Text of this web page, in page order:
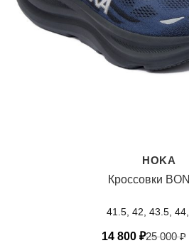
HOKA
Кроссовки
41.5, 42, 43.5,
14 800 ₽25 000₽